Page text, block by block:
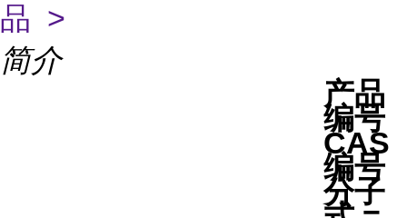
品 >
简介
产品
编号
CAS
编号
分子